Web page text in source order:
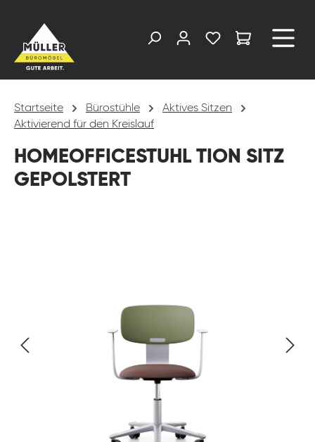
Startseite Bürostühle
Aktives Sitzen
Aktivierend für den Kreislauf
HOMEOFFICESTUHL TION SITZ
GEPOLSTERT